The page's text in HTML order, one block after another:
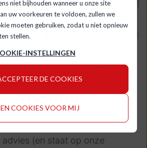
niet bijhouden wanneer u onze site
uw voorkeuren te voldoen, zullen we
moeten gebruiken, zodat u niet opnieuw
stellen.
INSTELLINGEN
DE COOKIES
COOKIES VOOR MIJ
Albert Jan Huisman
het boek ‘
’ van
Heath. Dit onderzoekt
ideeën blijven hangen terwijl
sterven. Interessant voor
is met contentcreatie. “Lees
advies (en staat op onze